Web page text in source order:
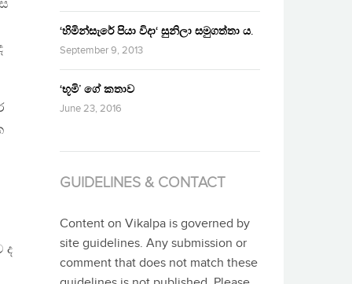
ද
‘හිමින්සැරේ පියා විදා‘ සුනිලා සමුගත්තා ය.
September 9, 2013
‘භූමි’ ගේ කතාව
June 23, 2016
GUIDELINES & CONTACT
Content on Vikalpa is governed by
site guidelines. Any submission or
comment that does not match these